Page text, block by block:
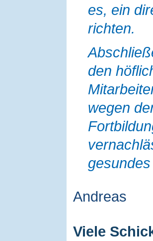
es, ein
richten.
den
wegen
Andreas
Viele